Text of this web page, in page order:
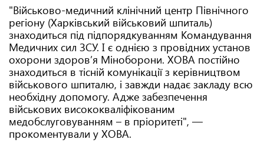
"Військово-медичний клінічний центр Північного
регіону (Харківський військовий шпиталь)
знаходиться під підпорядкуванням Командування
Медичних сил ЗСУ. І є однією з провідних установ
охорони здоров’я Міноборони. ХОВА постійно
знаходиться в тісній комунікації з керівництвом
військового шпиталю, і завжди надає закладу всю
необхідну допомогу. Адже забезпечення
військових висококваліфікованим
медобслуговуванням – в пріоритеті", —
прокоментували у ХОВА.